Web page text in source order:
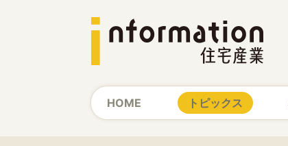
HOME トピックス